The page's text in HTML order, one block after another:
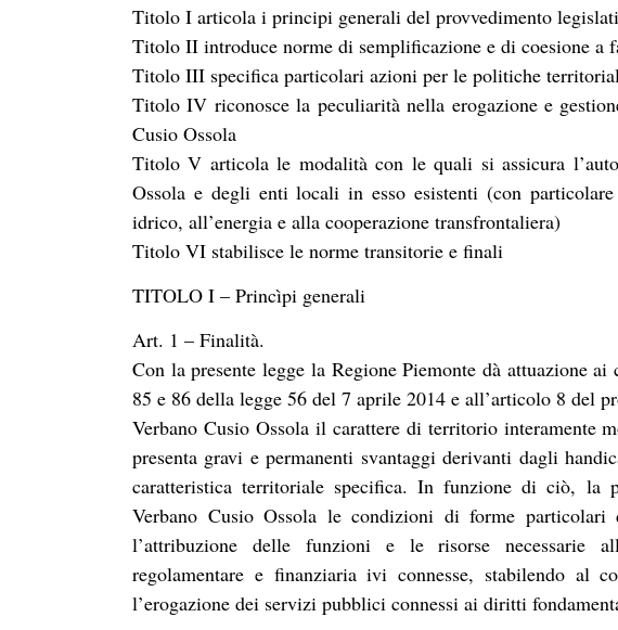
Titolo I articola i principi generali del provvedimento
Titolo II introduce norme di semplificazione e di coesione a
Titolo III specifica particolari azioni per le politiche
Titolo IV riconosce la peculiarità nella erogazione e
Cusio Ossola
Titolo V articola le modalità con le quali si assicura
Ossola e degli enti locali in esso esistenti (con
idrico, all’energia e alla cooperazione transfrontaliera)
Titolo VI stabilisce le norme transitorie e finali
TITOLO I – Princìpi generali
Art. 1 – Finalità.
Con la presente legge la Regione Piemonte dà attuazione
85 e 86 della legge 56 del 7 aprile 2014 e all’articolo 8 del
Verbano Cusio Ossola il carattere di territorio interamente
presenta gravi e permanenti svantaggi derivanti dagli
caratteristica territoriale specifica. In funzione di ciò, la
Verbano Cusio Ossola le condizioni di forme particolari
l’attribuzione delle funzioni e le risorse necessarie
regolamentare e finanziaria ivi connesse, stabilendo al
l’erogazione dei servizi pubblici connessi ai diritti